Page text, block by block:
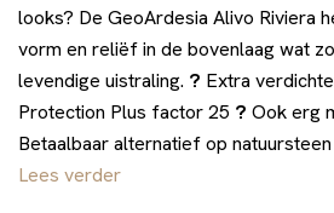
looks? De GeoArdesia Alivo Riviera
vorm en reliëf in de bovenlaag wat
levendige uistraling. ? Extra
Protection Plus factor 25 ? Ook erg
Betaalbaar alternatief op natuursteen
Lees verder